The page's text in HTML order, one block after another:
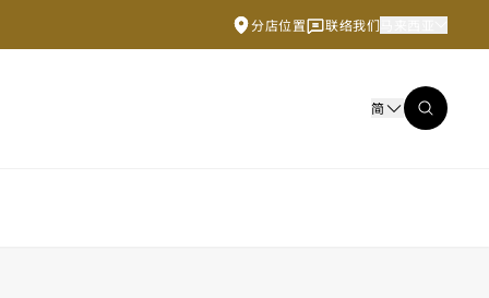
分店位置 联络我们
简